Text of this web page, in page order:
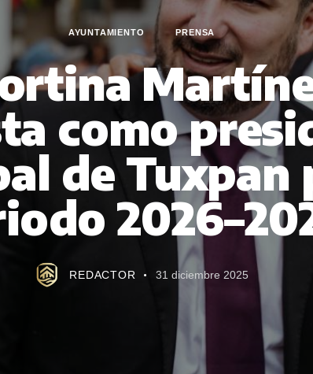
AYUNTAMIENTO PRENSA
como
de Tuxpan
REDACTOR 31 diciembre 2025